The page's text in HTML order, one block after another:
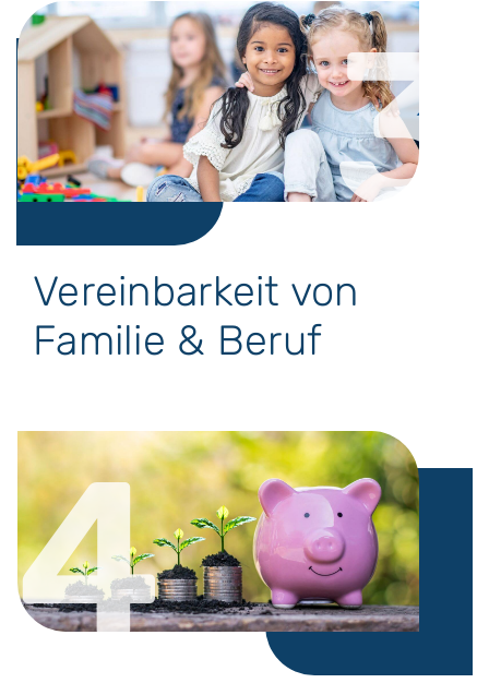
3
Vereinbarkeit von
Familie & Beruf
4